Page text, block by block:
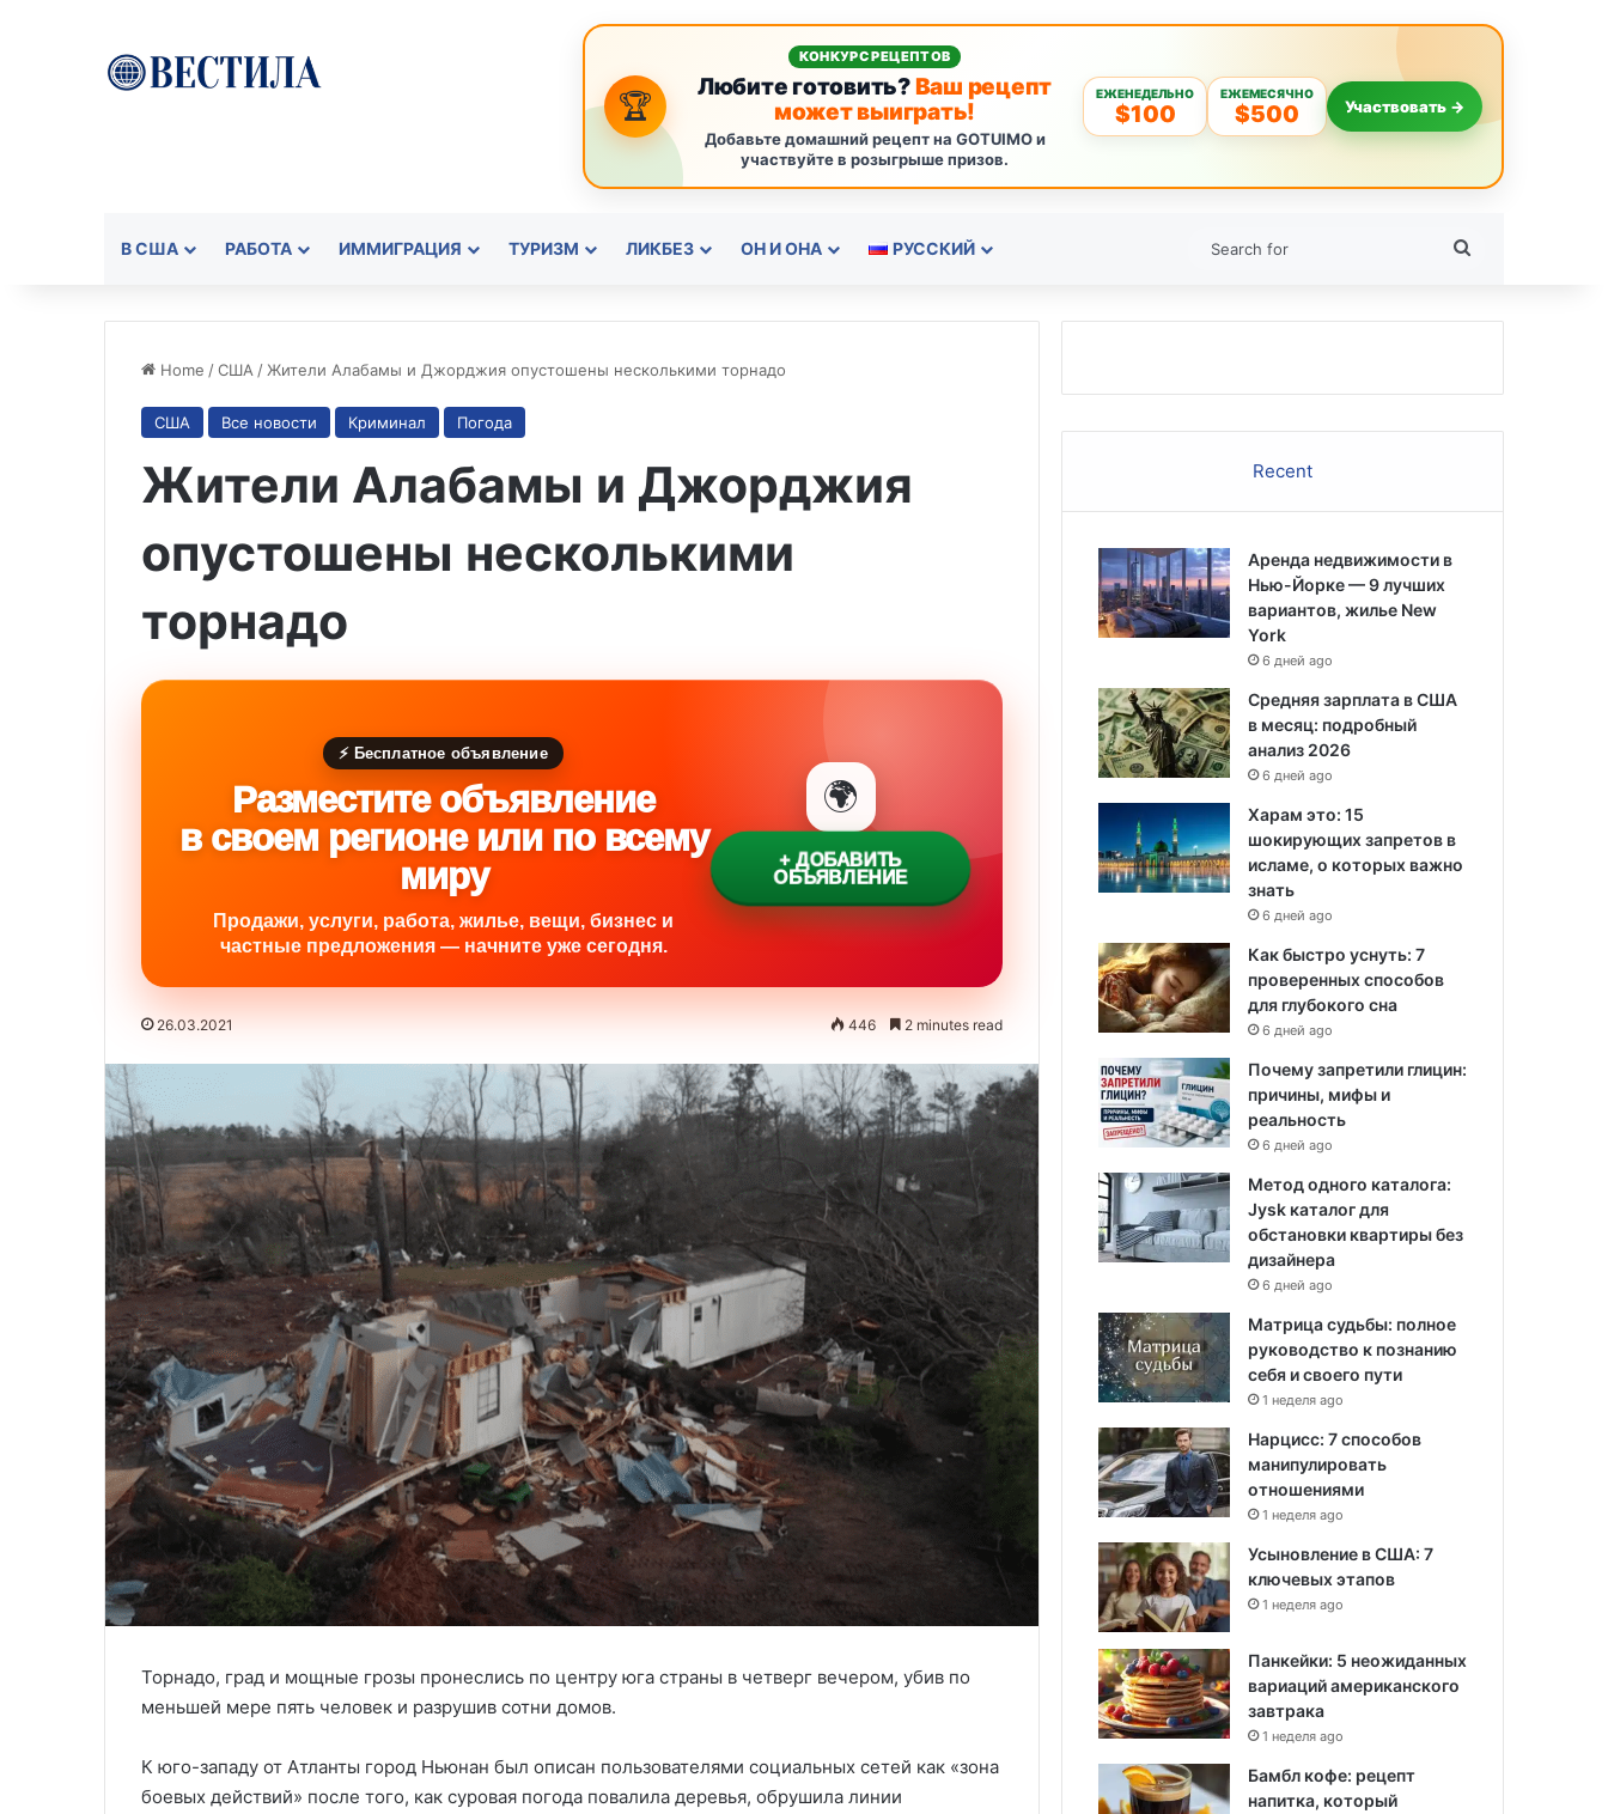
🏆
КОНКУРС РЕЦЕПТОВ
Любите готовить?Ваш рецепт
может выиграть!
Добавьте домашний рецепт на GOTUIMO и
участвуйте в розыгрыше призов.
ЕЖЕНЕДЕЛЬНО
$100
ЕЖЕМЕСЯЧНО
$500 Участвовать →
В США РАБОТА ИММИГРАЦИЯ ТУРИЗМ ЛИКБЕЗ ОН И ОНА РУССКИЙ
Home /США / Жители Алабамы и Джорджия опустошены несколькими торнадо
США Все новости Криминал Погода
Жители Алабамы и Джорджия
опустошены несколькими
торнадо
⚡ Бесплатное объявление
Разместите объявление
в своем регионе или по всему
миру
Продажи, услуги, работа, жилье, вещи, бизнес и
частные предложения — начните уже сегодня.
🌍
+ ДОБАВИТЬ
ОБЪЯВЛЕНИЕ
26.03.2021 446 2 minutes read
Торнадо, град и мощные грозы пронеслись по центру юга страны в четверг вечером, убив по
меньшей мере пять человек и разрушив сотни домов.
К юго-западу от Атланты город Ньюнан был описан пользователями социальных сетей как «зона
боевых действий» после того, как суровая погода повалила деревья, обрушила линии
Recent
Аренда недвижимости в
Нью-Йорке — 9 лучших
вариантов, жилье New
York
6 дней ago
Средняя зарплата в США
в месяц: подробный
анализ 2026
6 дней ago
Харам это: 15
шокирующих запретов в
исламе, о которых важно
знать
6 дней ago
Как быстро уснуть: 7
проверенных способов
для глубокого сна
6 дней ago
Почему запретили глицин:
причины, мифы и
реальность
6 дней ago
Метод одного каталога:
Jysk каталог для
обстановки квартиры без
дизайнера
6 дней ago
Матрица судьбы: полное
руководство к познанию
себя и своего пути
1 неделя ago
Нарцисс: 7 способов
манипулировать
отношениями
1 неделя ago
Усыновление в США: 7
ключевых этапов
1 неделя ago
Панкейки: 5 неожиданных
вариаций американского
завтрака
1 неделя ago
Бамбл кофе: рецепт
напитка, который